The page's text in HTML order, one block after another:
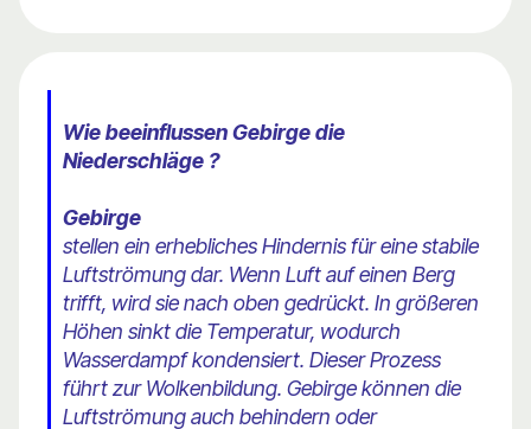
Wie beeinflussen Gebirge die
Niederschläge ?
Gebirge
stellen ein erhebliches Hindernis für eine stabile
Luftströmung dar. Wenn Luft auf einen Berg
trifft, wird sie nach oben gedrückt. In größeren
Höhen sinkt die Temperatur, wodurch
Wasserdampf kondensiert. Dieser Prozess
führt zur Wolkenbildung. Gebirge können die
Luftströmung auch behindern oder